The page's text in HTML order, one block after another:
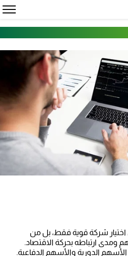
اختيار شركة قوية فقط، بل من
ارتباطه بحركة الاقتصاد.
الأسهم الدورية والأسهم الدفاعية.